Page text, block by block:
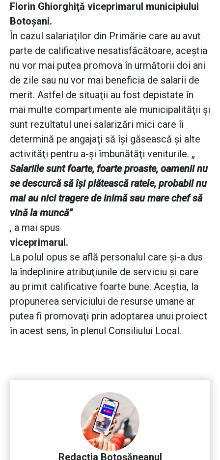
Florin Ghiorghiţă viceprimarul municipiului
Botoşani.
În cazul salariaţilor din Primărie care au avut
parte de calificative nesatisfăcătoare, aceştia
nu vor mai putea promova în următorii doi ani
de zile sau nu vor mai beneficia de salarii de
merit. Astfel de situaţii au fost depistate în
mai multe compartimente ale municipalităţii şi
sunt rezultatul unei salarizări mici care îi
determină pe angajaţi să îşi găsească şi alte
activităţi pentru a-şi îmbunătăţi veniturile. „
Salariile sunt foarte, foarte proaste, oamenii nu
se descurcă să îşi plătească ratele, probabil nu
mai au nici tragere de inimă sau mare chef să
vină la muncă”
, a mai spus
viceprimarul.
La polul opus se află personalul care şi-a dus
la îndeplinire atribuţiunile de serviciu şi care
au primit calificative foarte bune. Aceştia, la
propunerea serviciului de resurse umane ar
putea fi promovaţi prin adoptarea unui proiect
în acest sens, în plenul Consiliului Local.
Redacția Botoșăneanul